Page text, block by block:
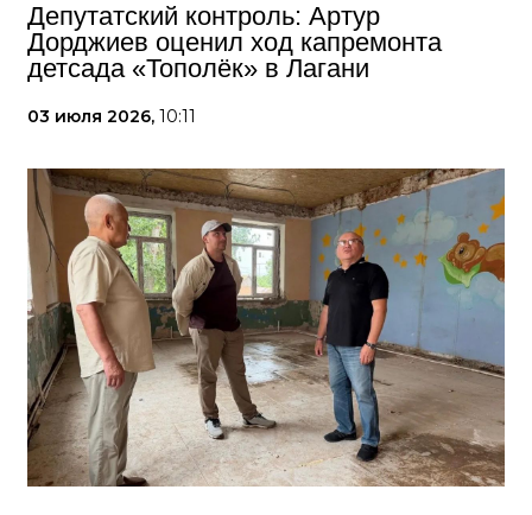
Депутатский контроль: Артур
Дорджиев оценил ход капремонта
детсада «Тополёк» в Лагани
03 июля 2026, 10:11